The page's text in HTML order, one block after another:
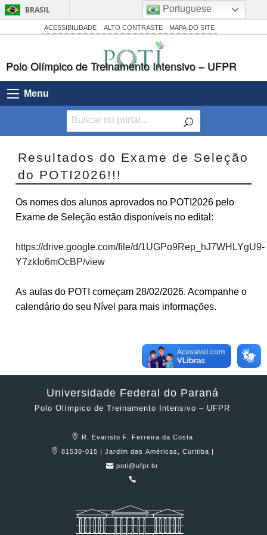
BRASIL
Simplifique!
Participe
Legislação
Canais
ACESSIBILIDADE ALTO CONTRASTE MAPA DO SITE
Polo Olímpico de Treinamento Intensivo – UFPR
Menu
Resultados do Exame de Seleção
do POTI2026!!!
Os nomes dos alunos aprovados no POTI2026 pelo
Exame de Seleção estão disponíveis no edital:
https://drive.google.com/file/d/1UGPo9Rep_hJ7WHLYgU9-
Y7zkIo6mOcBP/view
As aulas do POTI começam 28/02/2026. Acompanhe o
calendário do seu Nível para mais informações.
Universidade Federal do Paraná
Polo Olímpico de Treinamento Intensivo – UFPR
R. Evaristo F. Ferreira da Costa
81530-015 | Jardim das Américas, Curitiba |
poti@ufpr.br
Portuguese